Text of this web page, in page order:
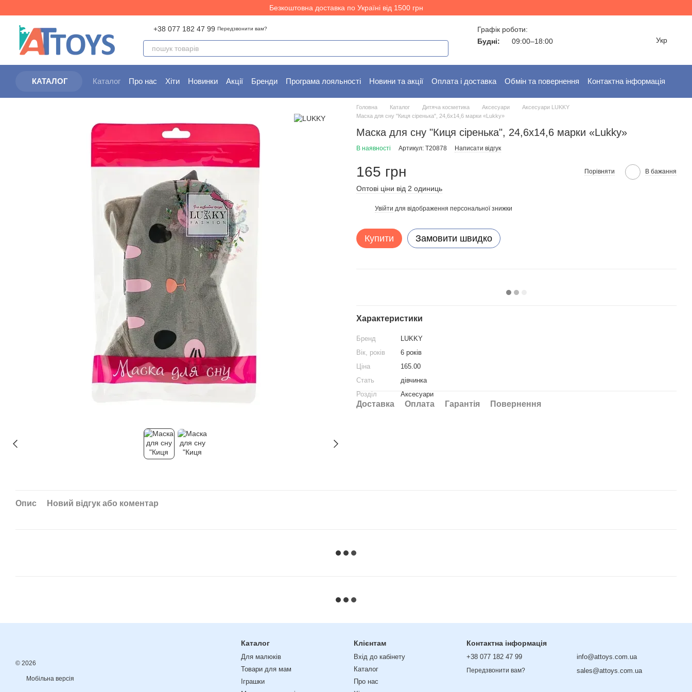
Безкоштовна доставка по Україні від 1500 грн
+38 077 182 47 99 Передзвонити вам?
Графік роботи:
Будні:
09:00–18:00 Укр
КАТАЛОГ Каталог Про нас Хіти Новинки Акції Бренди Програма лояльності Новини та акції Оплата і доставка Обмін та повернення
Контактна інформація
Головна Каталог Дитяча косметика Аксесуари
Аксесуари LUKKY
Маска для сну "Киця сіренька", 24,6x14,6 марки «Lukky»
Маска для сну "Киця сіренька", 24,6x14,6 марки «Lukky»
В наявності Артикул: T20878 Написати відгук
165 грн Порівняти В бажання
Оптові ціни від 2 одиниць
Увійти для відображення персональної знижки
Купити Замовити швидко
Характеристики
Бренд
LUKKY
Вік, років
6 років
Ціна
165.00
Стать
дівчинка
Розділ
Аксесуари
Доставка Оплата Гарантія Повернення
Опис Новий відгук або коментар
© 2026
Мобільна версія
Каталог
Для малюків
Товари для мам
Іграшки
Клієнтам
Вхід до кабінету
Каталог
Про нас
Контактна інформація
+38 077 182 47 99
Передзвонити вам?
info@attoys.com.ua
sales@attoys.com.ua